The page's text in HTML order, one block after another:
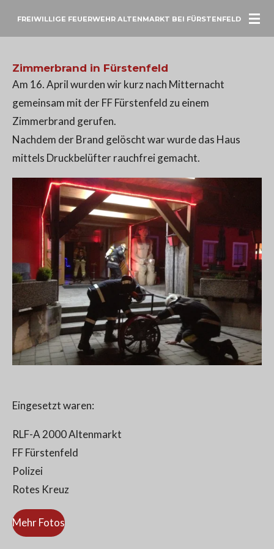
ZumFREIWILLIGE FEUERWEHR ALTENMARKT BEI FÜRSTENFELD
Zimmerbrand in Fürstenfeld
Am 16. April wurden wir kurz nach Mitternacht
gemeinsam mit der FF Fürstenfeld zu einem
Zimmerbrand gerufen.
Nachdem der Brand gelöscht war wurde das Haus
mittels Druckbelüfter rauchfrei gemacht.
Eingesetzt waren:
RLF-A 2000 Altenmarkt
FF Fürstenfeld
Polizei
Rotes Kreuz
Mehr Fotos